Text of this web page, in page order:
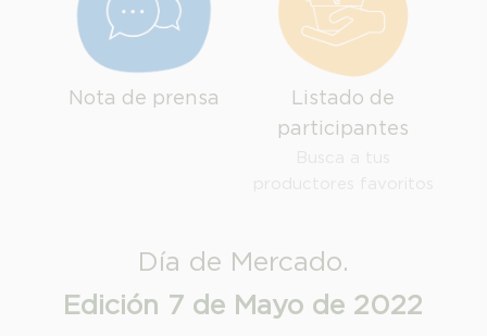
Nota de prensa
Listado de
participantes
Día de Mercado.
Edición 7 de Mayo de 2022
Finalidad: